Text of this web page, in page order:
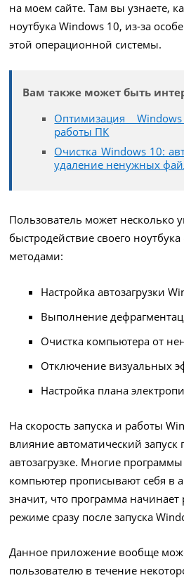
на моем сайте. Там вы узнаете,
ноутбука Windows 10, из-за
этой операционной системы.
Вам также может быть
Оптимизация
работы ПК
Очистка Windows 10:
удаление ненужных
Пользователь может несколько
быстродействие своего
методами:
Настройка автозагрузки
Выполнение
Очистка компьютера от
Отключение визуальных
Настройка плана
На скорость запуска и работы
влияние автоматический запуск
автозагрузке. Многие
компьютер прописывают себя в
значит, что программа
режиме сразу после запуска
Данное приложение вообще
пользователю в течение